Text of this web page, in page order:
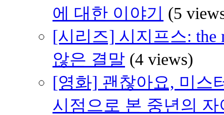
에 대한 이야기
(5
[시리즈] 시지프스:
않은 결말 (4 views)
[영화] 괜찮아요, 미스
시점으로 본 중년의 자